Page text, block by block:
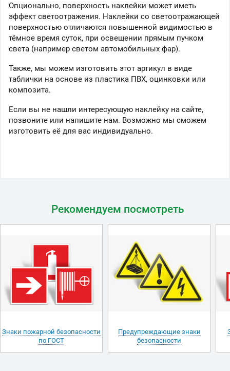
Опционально, поверхность наклейки может иметь
эффект светоотражения. Наклейки со светоотражающей
поверхностью отличаются повышенной видимостью в
тёмное время суток, при освещении прямым пучком
света (например светом автомобильных фар).
Также, мы можем изготовить этот артикул в виде
таблички на основе из пластика ПВХ, оцинковки или
композита.
Если вы не нашли интересующую наклейку на сайте,
позвоните или напишите нам. Возможно мы сможем
изготовить её для вас индивидуально.
Рекомендуем посмотреть
Знаки пожарной безопасности
по ГОСТ
Предупреждающие знаки
безопасности